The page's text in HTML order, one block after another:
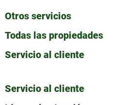
Otros servicios
Todas las propiedades
Servicio al cliente
Servicio al cliente